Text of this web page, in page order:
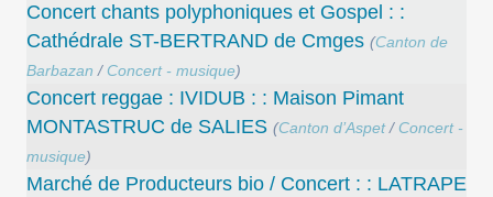
Concert chants polyphoniques et Gospel : :
Cathédrale ST-BERTRAND de Cmges (Canton de
Barbazan / Concert - musique)
Concert reggae : IVIDUB : : Maison Pimant
MONTASTRUC de SALIES (Canton d’Aspet/ Concert -
musique)
Marché de Producteurs bio / Concert : : LATRAPE